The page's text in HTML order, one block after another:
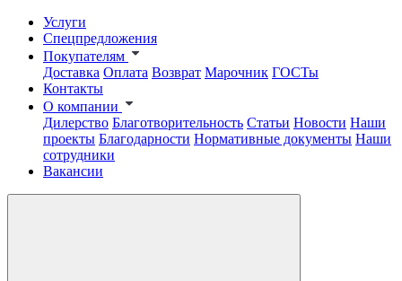
Услуги
Спецпредложения
Покупателям
Доставка Оплата Возврат Марочник ГОСТы
Контакты
О компании
Дилерство Благотворительность Статьи Новости Наши
проекты Благодарности Нормативные документы Наши
сотрудники
Вакансии